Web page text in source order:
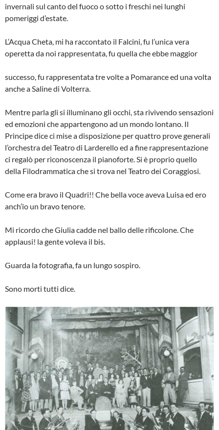
invernali sul canto del fuoco o sotto i freschi nei lunghi
pomeriggi d’estate.
L’Acqua Cheta, mi ha raccontato il Falcini, fu l’unica vera
operetta da noi rappresentata, fu quella che ebbe maggior
successo, fu rappresentata tre volte a Pomarance ed una volta
anche a Saline di Volterra.
Mentre parla gli si illuminano gli occhi, sta rivivendo sensazioni
ed emozioni che appartengono ad un mondo lontano. Il
Principe dice ci mise a disposizione per quattro prove generali
l’orchestra del Teatro di Larderello ed a fine rappre­sentazione
ci regalò per riconoscenza il pianoforte. Si è proprio quello
della Filodrammatica che si trova nel Teatro dei Coraggiosi.
Come era bravo il Quadri!! Che bella voce aveva Luisa ed ero
anch’io un bravo tenore.
Mi ricordo che Giulia cadde nel ballo delle rificolone. Che
applausi! la gente voleva il bis.
Guarda la fotografia, fa un lungo sospiro.
Sono morti tutti dice.